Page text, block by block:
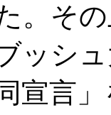
。そ
ッシ
宣言